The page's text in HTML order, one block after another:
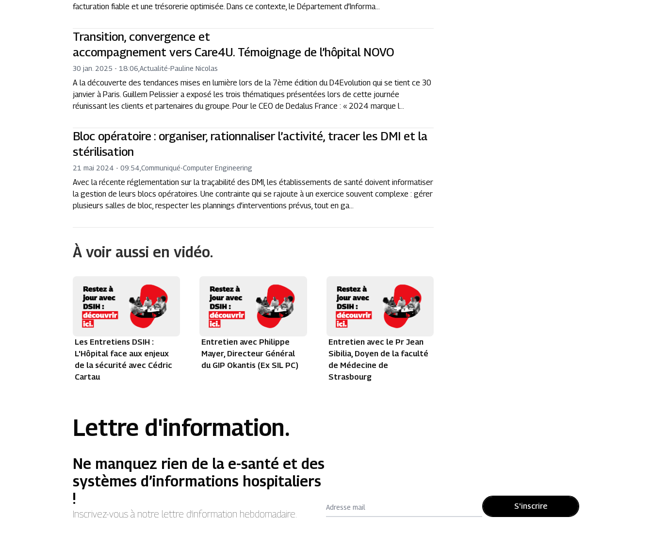
facturation fiable et une trésorerie optimisée. Dans ce contexte, le Département d’Informa...
Transition, convergence et
accompagnement vers Care4U. Témoignage de l’hôpital NOVO
30 jan. 2025 - 18:06 ,Actualité-Pauline Nicolas
A la découverte des tendances mises en lumière lors de la 7ème édition du D4Evolution qui se tient ce 30
janvier à Paris. Guillem Pelissier a exposé les trois thématiques présentées lors de cette journée
réunissant les clients et partenaires du groupe. Pour le CEO de Dedalus France : « 2024 marque l...
Bloc opératoire : organiser, rationnaliser l’activité, tracer les DMI et la
stérilisation
21 mai 2024 - 09:54 ,Communiqué-Computer Engineering
Avec la récente réglementation sur la traçabilité des DMI, les établissements de santé doivent informatiser
la gestion de leurs blocs opératoires. Une contrainte qui se rajoute à un exercice souvent complexe : gérer
plusieurs salles de bloc, respecter les plannings d’interventions prévus, tout en ga...
À voir aussi en vidéo.
Les Entretiens DSIH :
L'Hôpital face aux enjeux
de la sécurité avec Cédric
Cartau
Entretien avec Philippe
Mayer, Directeur Général
du GIP Okantis (Ex SIL PC)
Entretien avec le Pr Jean
Sibilia, Doyen de la faculté
de Médecine de
Strasbourg
Lettre d'information.
Ne manquez rien de la e-santé et des
systèmes d’informations hospitaliers
!
Inscrivez-vous à notre lettre d’information hebdomadaire.
Adresse mail S'inscrire